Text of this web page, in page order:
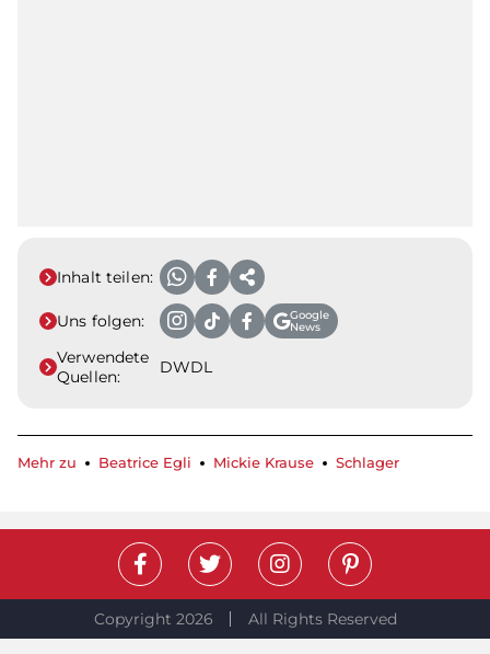
Inhalt teilen:
Uns folgen:
Google
News
Verwendete
Quellen:
DWDL
Mehr zu Beatrice Egli Mickie Krause Schlager
Copyright 2026 All Rights Reserved